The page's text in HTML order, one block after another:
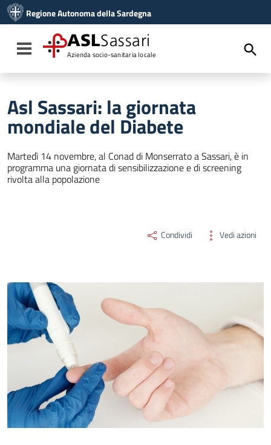
Vai al menu di navigazione
Vai al footer
Regione Autonoma della Sardegna
Toggle navigation
ASLSassari
Azienda socio-sanitaria locale
Asl Sassari: la giornata
mondiale del Diabete
Martedì 14 novembre, al Conad di Monserrato a Sassari, è in
programma una giornata di sensibilizzazione e di screening
rivolta alla popolazione
Condividi Vedi azioni